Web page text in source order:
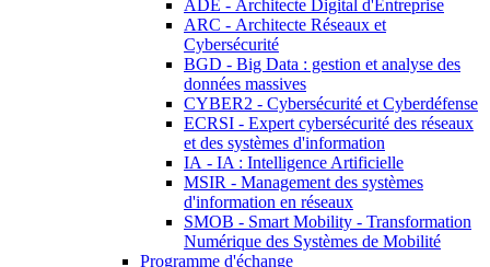
ADE - Architecte Digital d'Entreprise
ARC - Architecte Réseaux et
Cybersécurité
BGD - Big Data : gestion et analyse des
données massives
CYBER2 - Cybersécurité et Cyberdéfense
ECRSI - Expert cybersécurité des réseaux
et des systèmes d'information
IA - IA : Intelligence Artificielle
MSIR - Management des systèmes
d'information en réseaux
SMOB - Smart Mobility - Transformation
Numérique des Systèmes de Mobilité
Programme d'échange